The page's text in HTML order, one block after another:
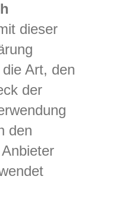
dieser
Art, den
der
den